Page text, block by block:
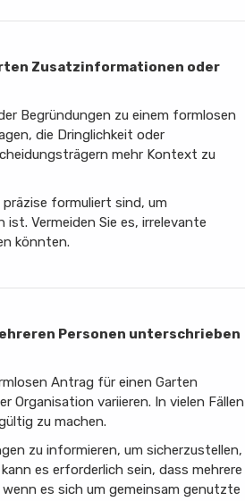
Zusatzinformationen oder
Begründungen zu einem formlosen
die Dringlichkeit oder
mehr Kontext zu
formuliert sind, um
Vermeiden Sie es, irrelevante
könnten.
Personen unterschrieben
Antrag für einen Garten
Organisation variieren. In vielen Fällen
zu machen.
zu informieren, um sicherzustellen,
es erforderlich sein, dass mehrere
es sich um gemeinsam genutzte